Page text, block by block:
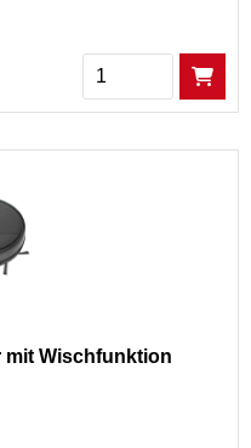
Menge
mit Wischfunktion